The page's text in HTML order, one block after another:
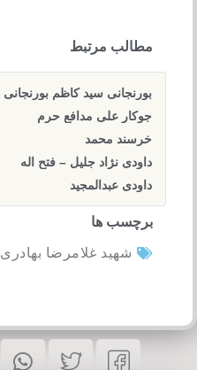
مطالب مرتبط
بورنجانی سید کاظم بورنجانی
جوکار علی مدافع حرم
خرسند محمد
داودی نژاد جلیل – فتح اله
داودی عبدالمجید
برچسب ها
شهید غلامرضا بهادری